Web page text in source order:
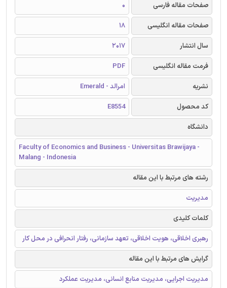
صفحات مقاله فارسی
0
صفحات مقاله انگلیسی
18
سال انتشار
2017
فرمت مقاله انگلیسی
PDF
نشریه
امرالد - Emerald
کد محصول
E8554
دانشگاه
Faculty of Economics and Business - Universitas Brawijaya -
Malang - Indonesia
رشته های مرتبط با این مقاله
مدیریت
کلمات کلیدی
رهبری اخلاقی، هویت اخلاقی، تعهد سازمانی، رفتار انحرافی در محل کار
گرایش های مرتبط با این مقاله
مدیریت اجرایی، مدیریت منابع انسانی، مدیریت عملکرد